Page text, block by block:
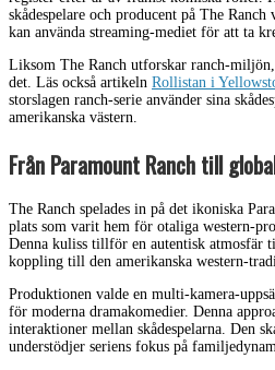
skådespelare och producent på The Ranch
kan använda streaming-mediet för att ta
Liksom The Ranch utforskar ranch-
det. Läs också artikeln Rollistan i
storslagen ranch-serie använder sina
amerikanska västern.
Från Paramount Ranch till
The Ranch spelades in på det ikoniska
plats som varit hem för otaliga western-
Denna kuliss tillför en autentisk atmosfär
koppling till den amerikanska western-
Produktionen valde en multi-kamera-
för moderna dramakomedier. Denna
interaktioner mellan skådespelarna. Den
understödjer seriens fokus på